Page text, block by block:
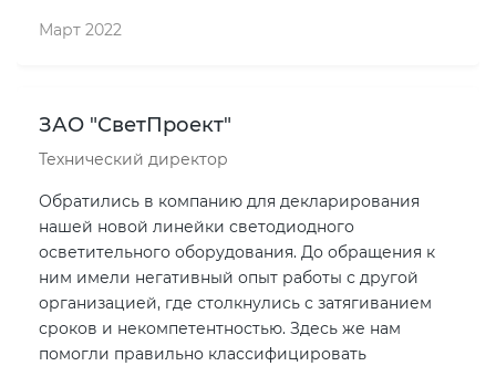
Март 2022
ЗАО "СветПроект"
Технический директор
Обратились в компанию для декларирования
нашей новой линейки светодиодного
осветительного оборудования. До обращения к
ним имели негативный опыт работы с другой
организацией, где столкнулись с затягиванием
сроков и некомпетентностью. Здесь же нам
помогли правильно классифицировать